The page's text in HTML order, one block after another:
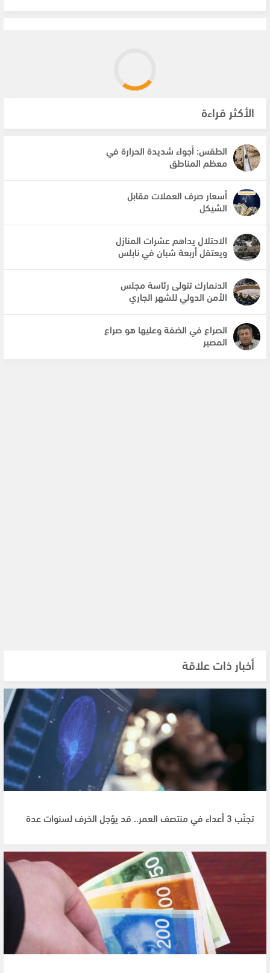
الأكثر قراءة
الطقس: أجواء شديدة الحرارة في
معظم المناطق
أسعار صرف العملات مقابل
الشيكل
الاحتلال يداهم عشرات المنازل
ويعتقل أربعة شبان في نابلس
الدنمارك تتولى رئاسة مجلس
الأمن الدولي للشهر الجاري
الصراع في الضفة وعليها هو صراع
المصير
أخبار ذات علاقة
تجنّب 3 أعداء في منتصف العمر.. قد يؤجل الخرف لسنوات عدة